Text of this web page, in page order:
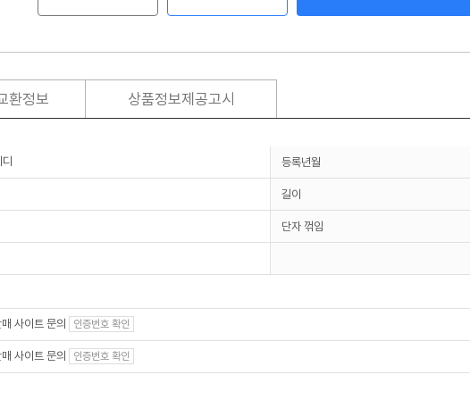
환정보 상품정보제공고시
디 등록년월
길이
단자 꺾임
사이트 문의 인증번호 확인
사이트 문의 인증번호 확인